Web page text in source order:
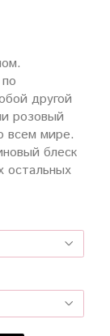
другой
розовый
всем мире.
блеск
остальных